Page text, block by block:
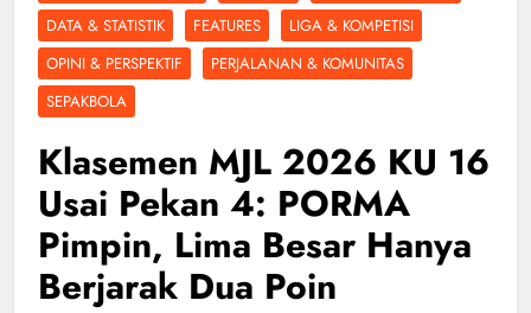
DATA & STATISTIK
FEATURES
LIGA & KOMPETISI
OPINI & PERSPEKTIF
PERJALANAN & KOMUNITAS
SEPAKBOLA
Klasemen MJL 2026 KU 16
Usai Pekan 4: PORMA
Pimpin, Lima Besar Hanya
Berjarak Dua Poin